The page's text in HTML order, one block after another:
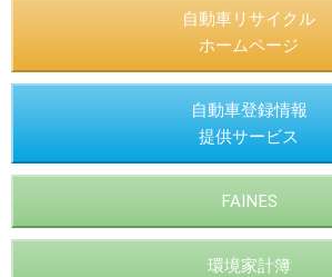
自動車リサイクル
ホームページ
自動車登録情報
提供サービス
FAINES
環境家計簿